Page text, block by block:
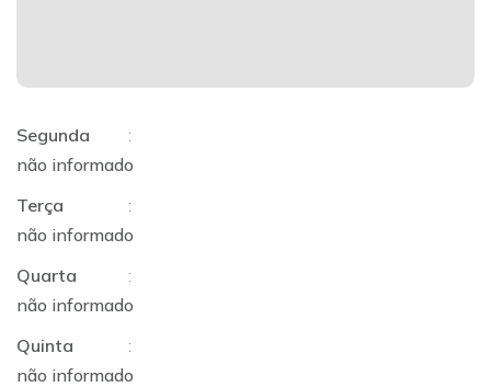
Segunda
:
não informado
Terça
:
não informado
Quarta
:
não informado
Quinta
:
não informado